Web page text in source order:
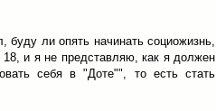
ли опять начинать социожизнь,
и я не представляю, как я должен
себя в "Доте"", то есть стать